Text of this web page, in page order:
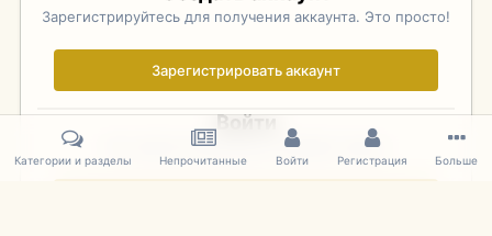
Зарегистрируйтесь для получения аккаунта. Это просто!
Зарегистрировать аккаунт
Войти
Уже зарегистрированы? Войдите здесь.
Категории и разделы Непрочитанные Войти Регистрация Больше